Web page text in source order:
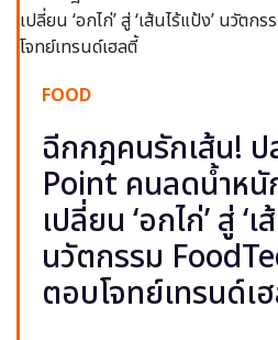
FOOD
ฉีกกฎคนรักเส้น!
Point คนลดน้ำหนัก
เปลี่ยน ‘อกไก่’ สู่ ‘เ
นวัตกรรม
ตอบโจทย์เทรนด์เ